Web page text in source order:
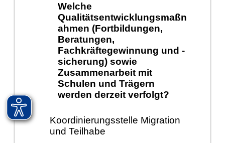
Welche
Qualitätsentwicklungsmaßn
ahmen (Fortbildungen,
Beratungen,
Fachkräftegewinnung und -
sicherung) sowie
Zusammenarbeit mit
Schulen und Trägern
werden derzeit verfolgt?
Koordinierungsstelle Migration
und Teilhabe